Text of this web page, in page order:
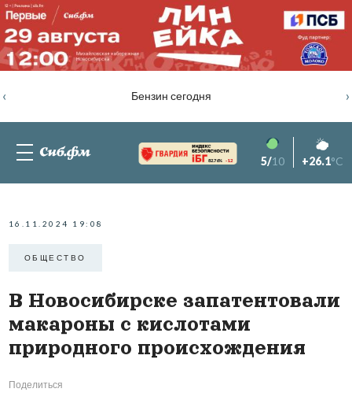
Бензин сегодня
‹ ›
82.76% -1.2 5/10 +26.1°C
16.11.2024 19:08
ОБЩЕСТВО
В Новосибирске запатентовали
макароны с кислотами
природного происхождения
Поделиться